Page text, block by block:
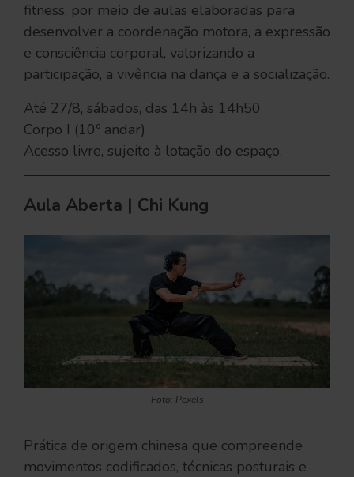
fitness, por meio de aulas elaboradas para
desenvolver a coordenação motora, a expressão
e consciência corporal, valorizando a
participação, a vivência na dança e a socialização.
Até 27/8, sábados, das 14h às 14h50
Corpo I (10º andar)
Acesso livre, sujeito à lotação do espaço.
Aula Aberta | Chi Kung
Foto: Pexels
Prática de origem chinesa que compreende
movimentos codificados, técnicas posturais e